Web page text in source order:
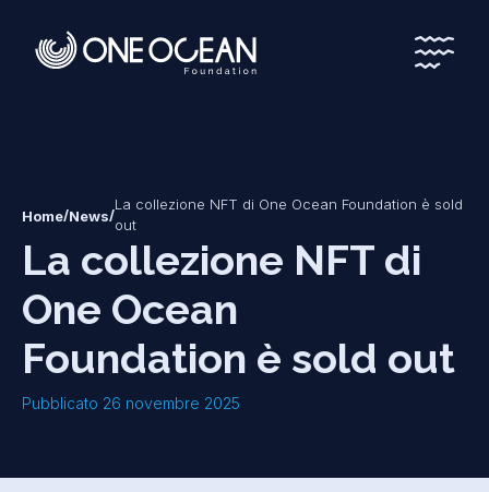
*
*
Home/News/
La collezione NFT di One Ocean Foundation è sold
out
La collezione NFT di
One Ocean
Foundation è sold out
Pubblicato 26 novembre 2025